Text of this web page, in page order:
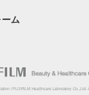
ム
/ FUJIFILM Healthcare Laboratory Co.,Ltd.